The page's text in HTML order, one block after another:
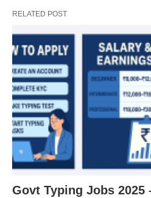
RELATED POST
Govt Typing Jobs 2025